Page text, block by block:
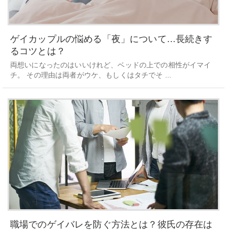
ゲイカップルの悩める「夜」について…長続きす
るコツとは？
両想いになったのはいいけれど、ベッドの上での相性がイマイ
チ。 その理由は両者がウケ、もしくはタチでそ ...
職場でのゲイバレを防ぐ方法とは？彼氏の存在は